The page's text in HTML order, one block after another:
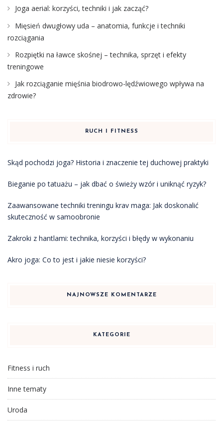
Joga aerial: korzyści, techniki i jak zacząć?
Mięsień dwugłowy uda – anatomia, funkcje i techniki
rozciągania
Rozpiętki na ławce skośnej – technika, sprzęt i efekty
treningowe
Jak rozciąganie mięśnia biodrowo-lędźwiowego wpływa na
zdrowie?
RUCH I FITNESS
Skąd pochodzi joga? Historia i znaczenie tej duchowej praktyki
Bieganie po tatuażu – jak dbać o świeży wzór i uniknąć ryzyk?
Zaawansowane techniki treningu krav maga: Jak doskonalić
skuteczność w samoobronie
Zakroki z hantlami: technika, korzyści i błędy w wykonaniu
Akro joga: Co to jest i jakie niesie korzyści?
NAJNOWSZE KOMENTARZE
KATEGORIE
Fitness i ruch
Inne tematy
Uroda